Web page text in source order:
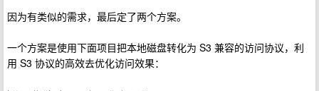
因为有类似的需求，最后定了两个方案。
一个方案是使用下面项目把本地磁盘转化为 S3 兼容的访问协议，利
用 S3 协议的高效去优化访问效果：